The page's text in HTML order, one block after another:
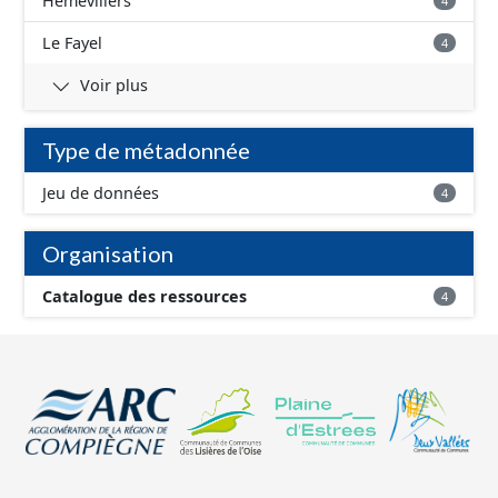
Le Fayel 4
Voir plus
Type de métadonnée
Jeu de données 4
Organisation
Catalogue des ressources 4